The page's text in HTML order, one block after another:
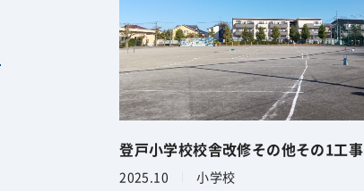
登戸小学校校舎改修その他その1工事
2025.10 小学校